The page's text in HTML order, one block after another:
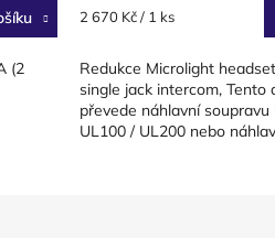
(2
Měrná
2 670 Kč / 1 ks
Redukce Microlight
single jack intercom, Tento
převede náhlavní
UL100 / UL200 nebo